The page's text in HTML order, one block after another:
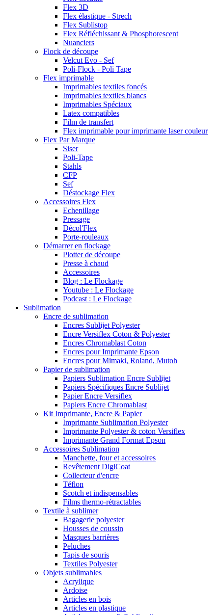
Flex 3D
Flex élastique - Strech
Flex Sublistop
Flex Réfléchissant & Phosphorescent
Nuanciers
Flock de découpe
Velcut Evo - Sef
Poli-Flock - Poli Tape
Flex imprimable
Imprimables textiles foncés
Imprimables textiles blancs
Imprimables Spéciaux
Latex compatibles
Film de transfert
Flex imprimable pour imprimante laser couleur
Flex Par Marque
Siser
Poli-Tape
Stahls
CFP
Sef
Déstockage Flex
Accessoires Flex
Echenillage
Pressage
Décol'Flex
Porte-rouleaux
Démarrer en flockage
Plotter de découpe
Presse à chaud
Accessoires
Blog : Le Flockage
Youtube : Le Flockage
Podcast : Le Flockage
Sublimation
Encre de sublimation
Encres Sublijet Polyester
Encre Versiflex Coton & Polyester
Encres Chromablast Coton
Encres pour Imprimante Epson
Encres pour Mimaki, Roland, Mutoh
Papier de sublimation
Papiers Sublimation Encre Sublijet
Papiers Spécifiques Encre Sublijet
Papier Encre Versiflex
Papiers Encre Chromablast
Kit Imprimante, Encre & Papier
Imprimante Sublimation Polyester
Imprimante Polyester & coton Versiflex
Imprimante Grand Format Epson
Accessoires Sublimation
Manchette, four et accessoires
Revêtement DigiCoat
Collecteur d'encre
Téflon
Scotch et indispensables
Films thermo-rétractables
Textile à sublimer
Bagagerie polyester
Housses de coussin
Masques barrières
Peluches
Tapis de souris
Textiles Polyester
Objets sublimables
Acrylique
Ardoise
Articles en bois
Articles en plastique